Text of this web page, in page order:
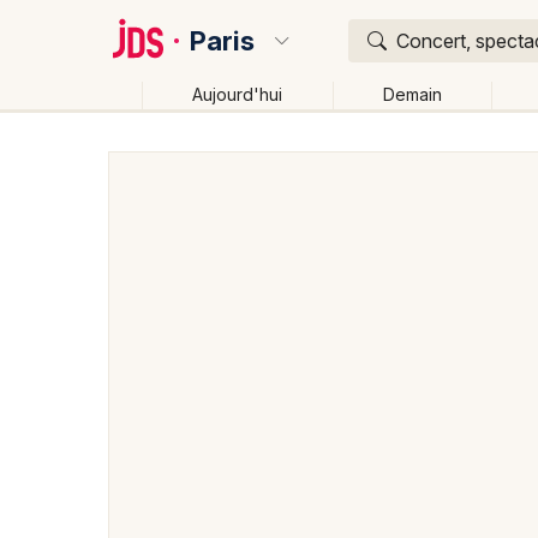
Paris Concert,
Aujourd'hui Demain